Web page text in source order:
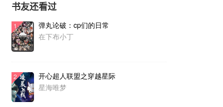
书友还看过
1
弹丸论破：cp们的日常
在下布小丁
2
开心超人联盟之穿越星际
星海唯梦